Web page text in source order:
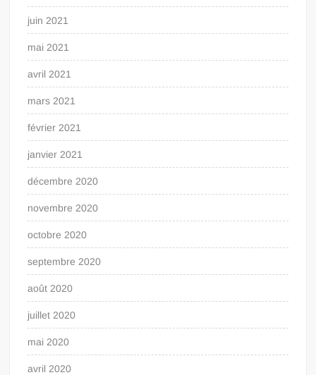
juin 2021
mai 2021
avril 2021
mars 2021
février 2021
janvier 2021
décembre 2020
novembre 2020
octobre 2020
septembre 2020
août 2020
juillet 2020
mai 2020
avril 2020